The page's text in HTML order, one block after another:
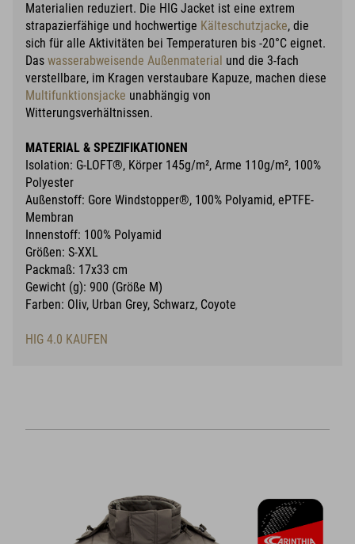
Materialien reduziert. Die HIG Jacket ist eine extrem
strapazierfähige und hochwertige Kälteschutzjacke, die
sich für alle Aktivitäten bei Temperaturen bis -20°C eignet.
Das wasserabweisende Außenmaterial und die 3-fach
verstellbare, im Kragen verstaubare Kapuze, machen diese
Multifunktionsjacke unabhängig von
Witterungsverhältnissen.
MATERIAL & SPEZIFIKATIONEN
Isolation: G-LOFT®, Körper 145g/m², Arme 110g/m², 100%
Polyester
Außenstoff: Gore Windstopper®, 100% Polyamid, ePTFE-
Membran
Innenstoff: 100% Polyamid
Größen: S-XXL
Packmaß: 17x33 cm
Gewicht (g): 900 (Größe M)
Farben: Oliv, Urban Grey, Schwarz, Coyote
HIG 4.0 KAUFEN